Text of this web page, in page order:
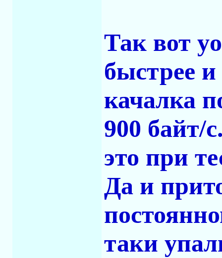
Так вот
быстрее
качалка
900 байт/
это при
Да и
таки